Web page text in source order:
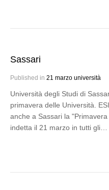
Sassari
Published in 21 marzo università
Università degli Studi di
primavera delle Università.
anche a Sassari la
indetta il 21 marzo in tutti gli…